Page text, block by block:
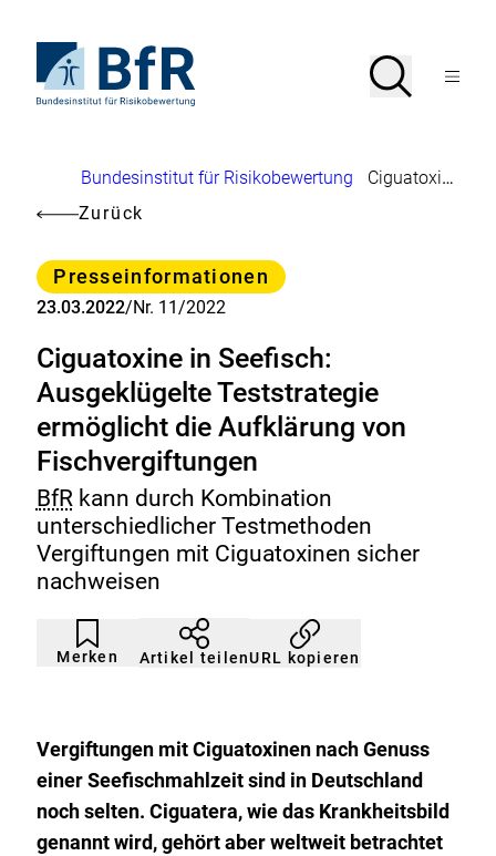
Seiteninhalt
springenStartseite
von
Suche
SucheMenü
Brotkrumennavigation
Bundesinstitut für Risikobewertung
Ciguatoxine in Seefisch: Ausgeklügelte Teststrategie ermöglicht die Aufklärung von Fischvergiftungen
Zurück
Kategorie
Presseinformationen
23.03.2022/Nr. 11/2022
Ciguatoxine in Seefisch:
Ausgeklügelte Teststrategie
ermöglicht die Aufklärung von
Fischvergiftungen
BfRkann durch Kombination
unterschiedlicher Testmethoden
Vergiftungen mit Ciguatoxinen sicher
nachweisen
Merken
Artikel
nicht
gemerkt
Durch
Klicken
der
Artikel teilenURL kopieren
Vergiftungen mit Ciguatoxinen nach Genuss
einer Seefischmahlzeit sind in Deutschland
noch selten. Ciguatera, wie das Krankheitsbild
genannt wird, gehört aber weltweit betrachtet